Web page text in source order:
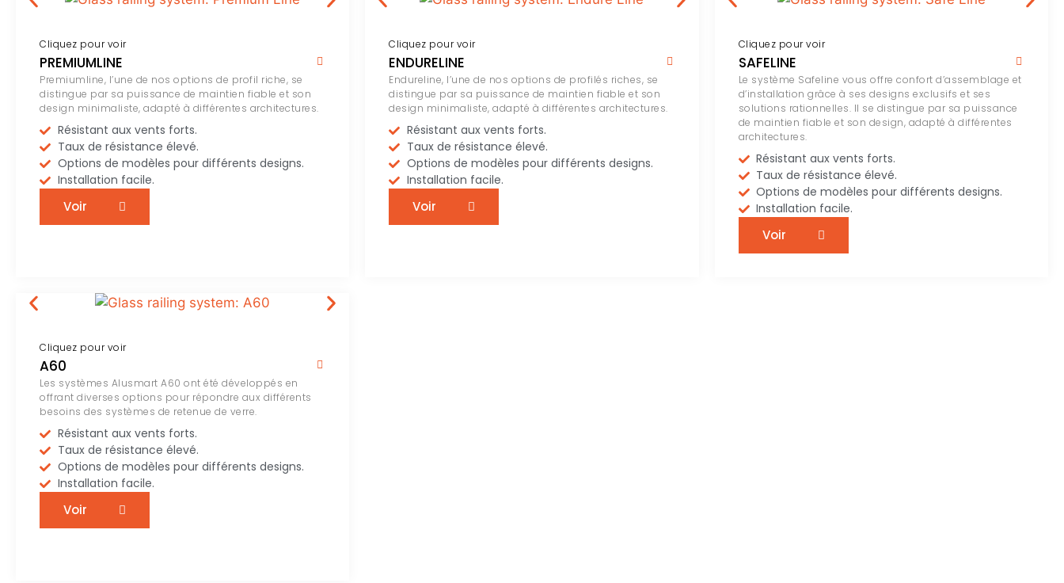
Cliquez pour voir
PREMIUMLINE
Premiumline, l’une de nos options de profil riche, se
distingue par sa puissance de maintien fiable et son
design minimaliste, adapté à différentes architectures.
Résistant aux vents forts.
Taux de résistance élevé.
Options de modèles pour différents designs.
Installation facile.
Voir
Cliquez pour voir
ENDURELINE
Endureline, l’une de nos options de profilés riches, se
distingue par sa puissance de maintien fiable et son
design minimaliste, adapté à différentes architectures.
Résistant aux vents forts.
Taux de résistance élevé.
Options de modèles pour différents designs.
Installation facile.
Voir
Cliquez pour voir
SAFELINE
Le système Safeline vous offre confort d’assemblage et
d’installation grâce à ses designs exclusifs et ses
solutions rationnelles. Il se distingue par sa puissance
de maintien fiable et son design, adapté à différentes
architectures.
Résistant aux vents forts.
Taux de résistance élevé.
Options de modèles pour différents designs.
Installation facile.
Voir
Cliquez pour voir
A60
Les systèmes Alusmart A60 ont été développés en
offrant diverses options pour répondre aux différents
besoins des systèmes de retenue de verre.
Résistant aux vents forts.
Taux de résistance élevé.
Options de modèles pour différents designs.
Installation facile.
Voir